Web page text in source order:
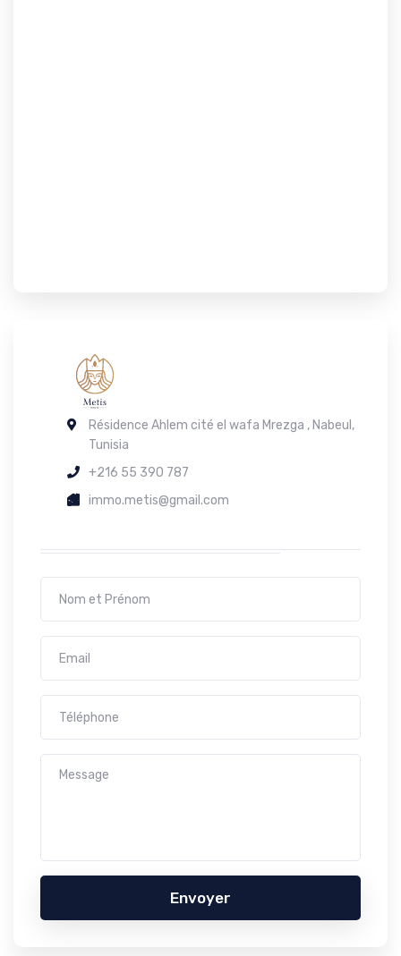
Résidence Ahlem cité el wafa Mrezga , Nabeul,
Tunisia
+216 55 390 787
immo.metis@gmail.com
Envoyer